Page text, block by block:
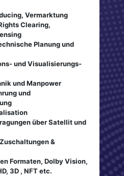
Vermarktung
Clearing,
Planung und
und Visualisierungs-
und Manpower
und
über Satellit und
&
Formaten, Dolby Vision,
3D , NFT etc.